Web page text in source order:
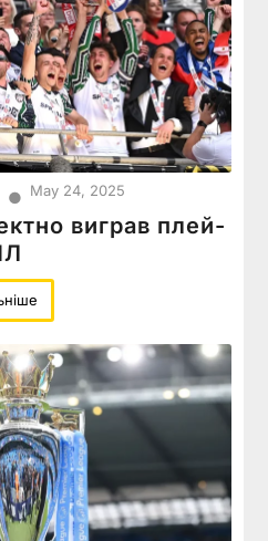
● May 24, 2025
виграв плей-